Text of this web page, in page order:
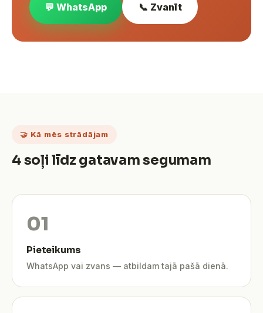
💬 WhatsApp 📞 Zvanīt
🤝 Kā mēs strādājam
4 soļi līdz gatavam segumam
Pieteikums
WhatsApp vai zvans — atbildam tajā pašā dienā.